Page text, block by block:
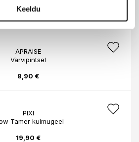
Keeldu
10,90 €
APRAISE
Värvipintsel
8,90 €
PIXI
Tamer kulmugeel
19,90 €